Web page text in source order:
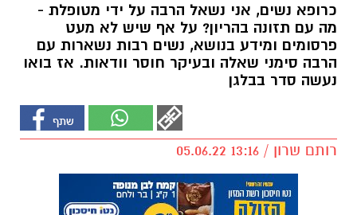
כרופא נשים, אני נשאל הרבה על ידי מטופלת -
מה עם תזונה בהריון? על אף שיש לא מעט
פרסומים ומידע בנושא, נשים רבות נשארות עם
הרבה סימני שאלה ובעיקר חוסר וודאות. אז בואו
נעשה סדר בבלגן
רותם שרון / 13:16 05.06.22